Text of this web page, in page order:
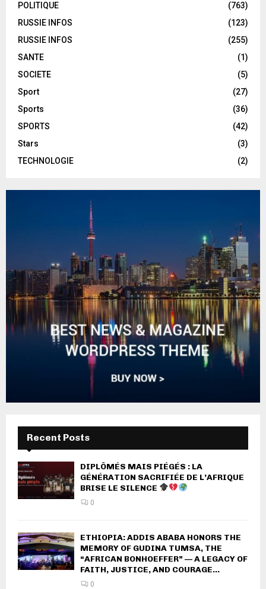
POLITIQUE
(763)
RUSSIE INFOS
(123)
RUSSIE INFOS
(255)
SANTE
(1)
SOCIETE
(5)
Sport
(27)
Sports
(36)
SPORTS
(42)
Stars
(3)
TECHNOLOGIE
(2)
Recent Posts
DIPLÔMÉS MAIS PIÉGÉS : LA
GÉNÉRATION SACRIFIÉE DE L’AFRIQUE
BRISE LE SILENCE
0
ETHIOPIA: ADDIS ABABA HONORS THE
MEMORY OF GUDINA TUMSA, THE
“AFRICAN BONHOEFFER” — A LEGACY OF
FAITH, JUSTICE, AND COURAGE...
0